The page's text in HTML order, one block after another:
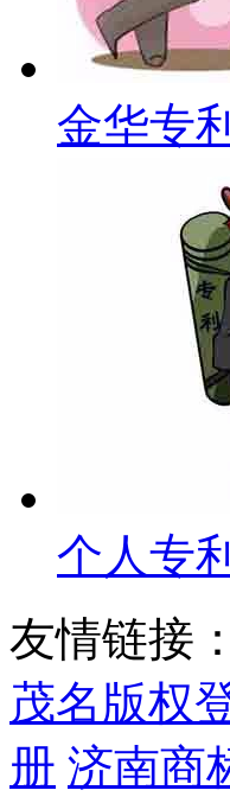
金华专
个人专
友情链接：
茂名版权
册 济南商